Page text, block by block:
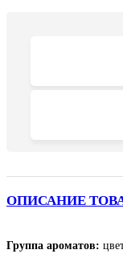
ОПИСАНИЕ
Группа ароматов: